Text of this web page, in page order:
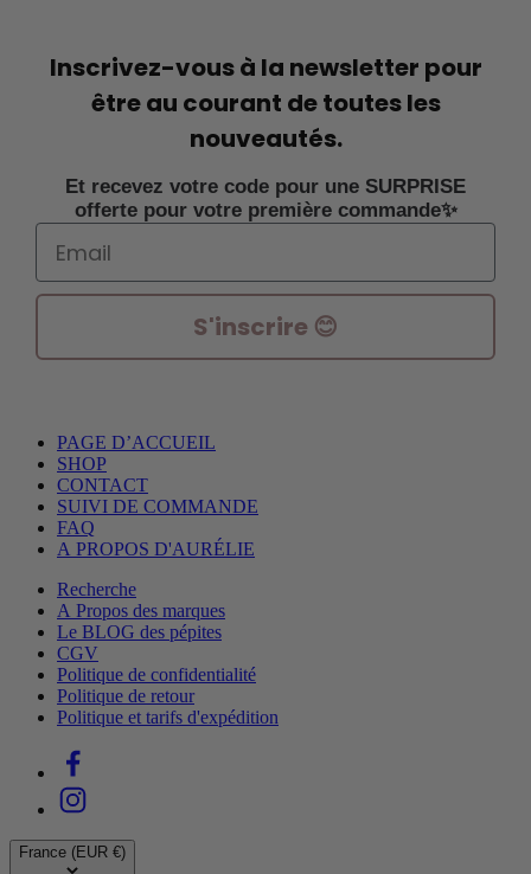
Inscrivez-vous à la newsletter pour
être au courant de toutes les
nouveautés.
Et recevez votre code pour une SURPRISE
offerte pour votre première commande✨
Email
S'inscrire 😊
PAGE D’ACCUEIL
SHOP
CONTACT
SUIVI DE COMMANDE
FAQ
A PROPOS D'AURÉLIE
Recherche
A Propos des marques
Le BLOG des pépites
CGV
Politique de confidentialité
Politique de retour
Politique et tarifs d'expédition
France (EUR €)